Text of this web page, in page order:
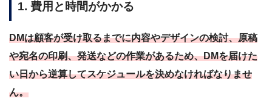
1. 費用と時間がかかる
DMは顧客が受け取るまでに内容やデザインの検討、原稿
や宛名の印刷、発送などの作業があるため、DMを届けた
い日から逆算してスケジュールを決めなければなりませ
ん。